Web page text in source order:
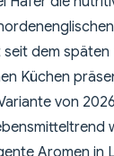
dem späten
Küchen
von